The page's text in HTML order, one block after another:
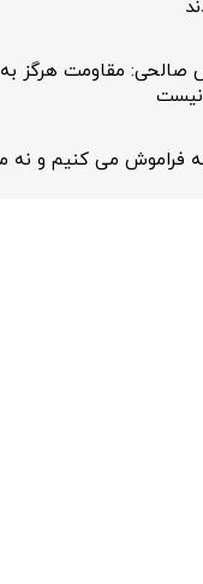
صالحی: مقاومت هرگز
فراموش می کنیم و